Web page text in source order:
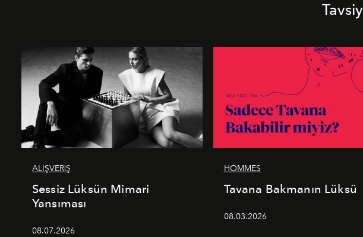
ALIŞVERİŞ
Sessiz Lüksün Mimari
Yansıması
08.07.2026
HOMMES
Tavana Bakmanın Lüksü
08.03.2026